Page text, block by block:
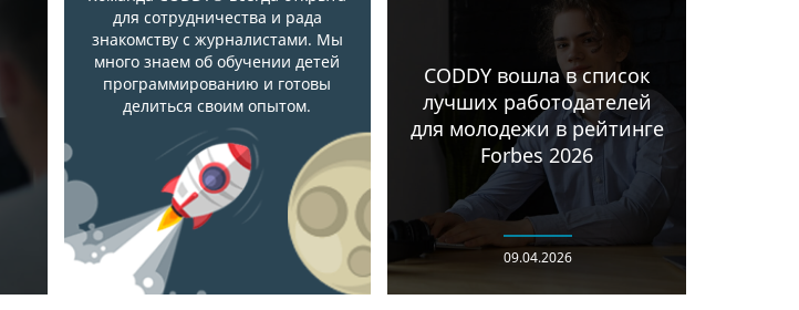
для сотрудничества и рада
знакомству с журналистами. Мы
много знаем об обучении детей
программированию и готовы
делиться своим опытом.
CODDY вошла в список
лучших работодателей
для молодежи в рейтинге
Forbes 2026
09.04.2026